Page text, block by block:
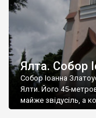
Ялта. Собор
Собор Іоанна
Ялти. Його 45-
майже звідусіль, а